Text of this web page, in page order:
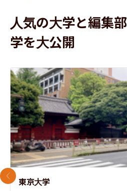
人気の大学と編集
学を大公開
東京大学
前のスライド